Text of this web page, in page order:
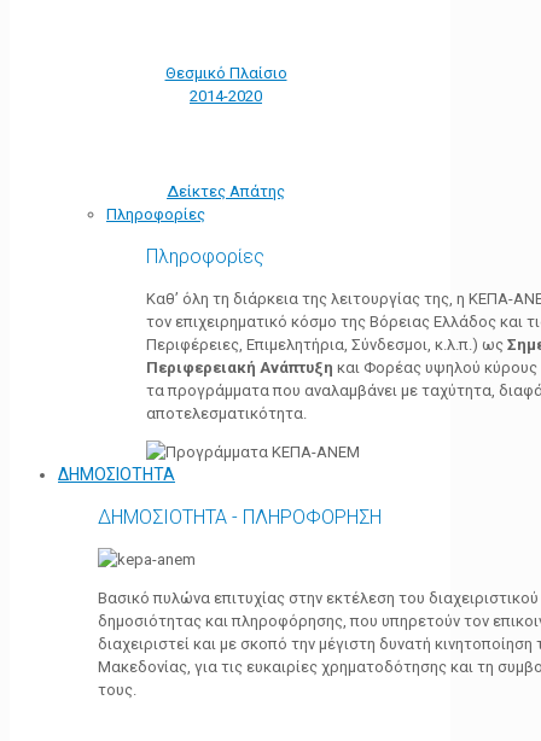
Θεσμικό Πλαίσιο
2014-2020
Δείκτες Απάτης
Πληροφορίες
Πληροφορίες
Καθ’ όλη τη διάρκεια της λειτουργίας της, η ΚΕΠΑ-
τον επιχειρηματικό κόσμο της Βόρειας Ελλάδος και
Περιφέρειες, Επιμελητήρια, Σύνδεσμοι, κ.λ.π.) ως
Περιφερειακή Ανάπτυξη και Φορέας υψηλού κύρους
τα προγράμματα που αναλαμβάνει με ταχύτητα,
αποτελεσματικότητα.
ΔΗΜΟΣΙΟΤΗΤΑ
ΔΗΜΟΣΙΟΤΗΤΑ - ΠΛΗΡΟΦΟΡΗΣΗ
Βασικό πυλώνα επιτυχίας στην εκτέλεση του
δημοσιότητας και πληροφόρησης, που υπηρετούν τον
διαχειριστεί και με σκοπό την μέγιστη δυνατή
Μακεδονίας, για τις ευκαιρίες χρηματοδότησης και τη
τους.